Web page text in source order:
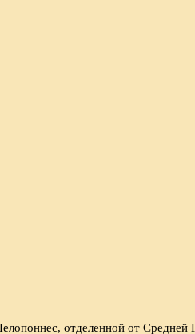
отделенной от